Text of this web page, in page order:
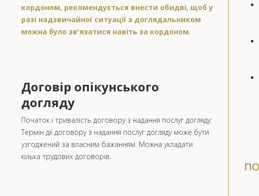
кордоном, рекомендується внести обидві, щоб у
разі надзвичайної ситуації з доглядальником
можна було зв'язатися навіть за кордоном.
Договір опікунського
догляду
Початок і тривалість договору з надання послуг догляду:
Термін дії договору з надання послуг догляду може бути
узгоджений за власним бажанням. Можна укладати
кілька трудових договорів.